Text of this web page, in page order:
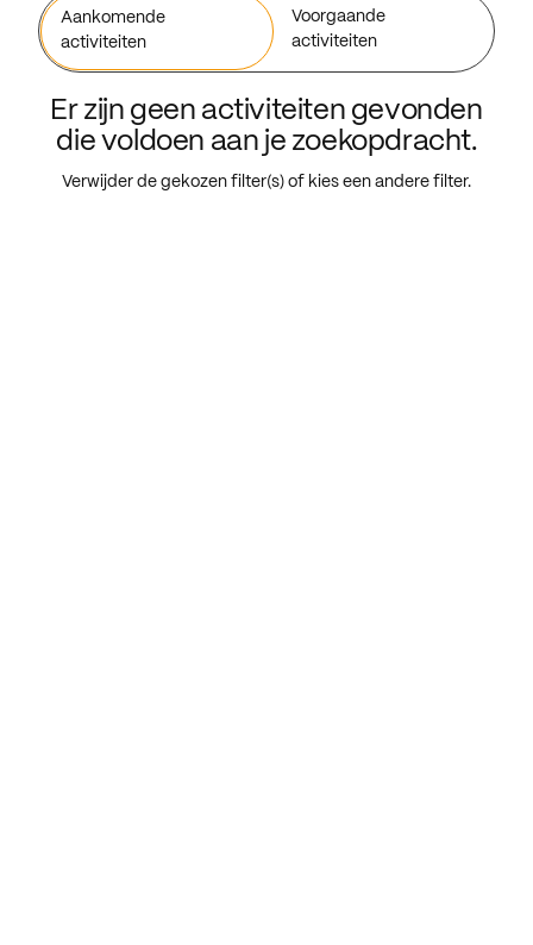
Aankomende
activiteiten
Voorgaande
activiteiten
Er zijn geen activiteiten gevonden
die voldoen aan je zoekopdracht.
Verwijder de gekozen filter(s) of kies een andere filter.